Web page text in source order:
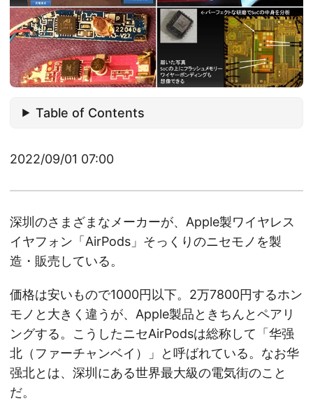
Table of Contents
2022/09/01 07:00
深圳のさまざまなメーカーが、Apple製ワイヤレス
イヤフォン「AirPods」そっくりのニセモノを製
造・販売している。
価格は安いもので1000円以下。2万7800円するホン
モノと大きく違うが、Apple製品ときちんとペアリ
ングする。こうしたニセAirPodsは総称して「华强
北（ファーチャンベイ）」と呼ばれている。なお华
强北とは、深圳にある世界最大級の電気街のこと
だ。